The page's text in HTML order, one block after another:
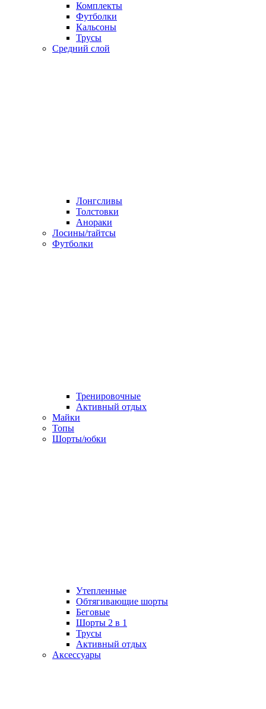
Комплекты
Футболки
Кальсоны
Трусы
Средний слой
Лонгсливы
Толстовки
Анораки
Лосины/тайтсы
Футболки
Тренировочные
Активный отдых
Майки
Топы
Шорты/юбки
Утепленные
Обтягивающие шорты
Беговые
Шорты 2 в 1
Трусы
Активный отдых
Аксессуары